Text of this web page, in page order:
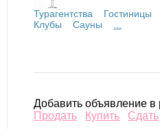
Турагентства
Гостиницы
Клубы
Сауны
Добавить объявление в
Продать
Купить Сдать